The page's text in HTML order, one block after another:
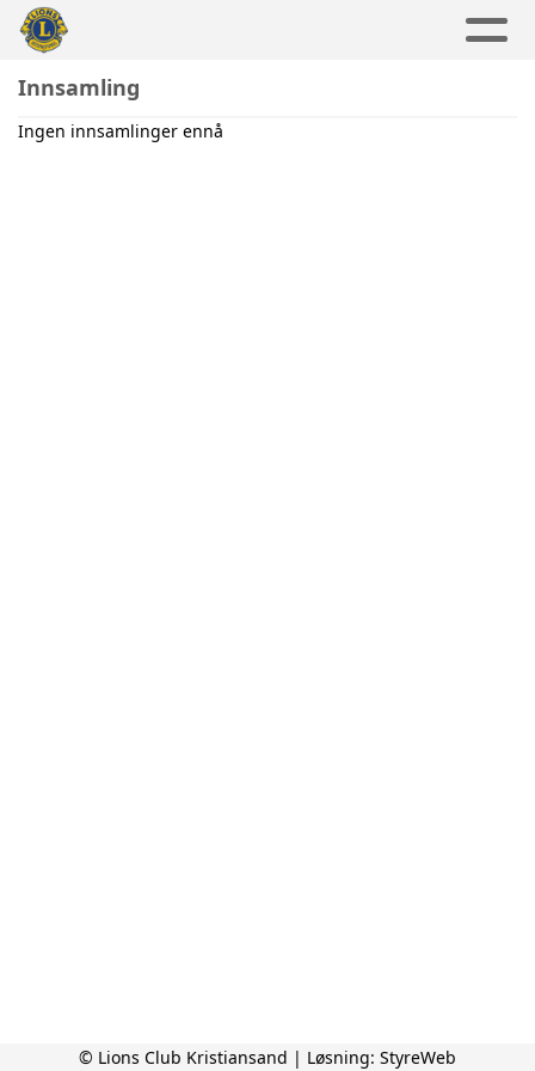
Innsamling
Ingen innsamlinger ennå
© Lions Club Kristiansand | Løsning: StyreWeb